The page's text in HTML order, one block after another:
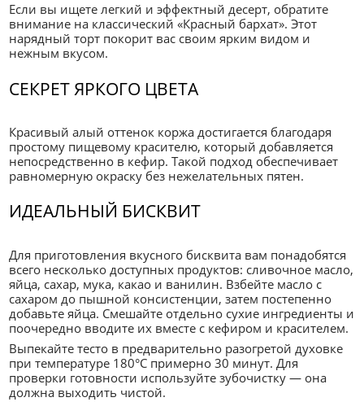
Если вы ищете легкий и эффектный десерт, обратите
внимание на классический «Красный бархат». Этот
нарядный торт покорит вас своим ярким видом и
нежным вкусом.
СЕКРЕТ ЯРКОГО ЦВЕТА
Красивый алый оттенок коржа достигается благодаря
простому пищевому красителю, который добавляется
непосредственно в кефир. Такой подход обеспечивает
равномерную окраску без нежелательных пятен.
ИДЕАЛЬНЫЙ БИСКВИТ
Для приготовления вкусного бисквита вам понадобятся
всего несколько доступных продуктов: сливочное масло,
яйца, сахар, мука, какао и ванилин. Взбейте масло с
сахаром до пышной консистенции, затем постепенно
добавьте яйца. Смешайте отдельно сухие ингредиенты и
поочередно вводите их вместе с кефиром и красителем.
Выпекайте тесто в предварительно разогретой духовке
при температуре 180°C примерно 30 минут. Для
проверки готовности используйте зубочистку — она
должна выходить чистой.